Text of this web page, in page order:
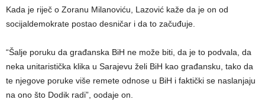
Kada je riječ o Zoranu Milanoviću, Lazović kaže da je on od
socijaldemokrate postao desničar i da to začuđuje.
“Šalje poruku da građanska BiH ne može biti, da je to podvala, da
neka unitaristička klika u Sarajevu želi BiH kao građansku, tako da
te njegove poruke više remete odnose u BiH i faktički se naslanjaju
na ono što Dodik radi”, oodaje on.